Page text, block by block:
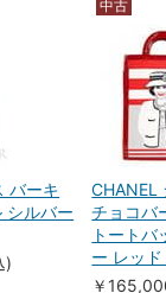
バーキ
シルバー
)
中古
CHANEL
チョコバ
トート
ー レッ
￥